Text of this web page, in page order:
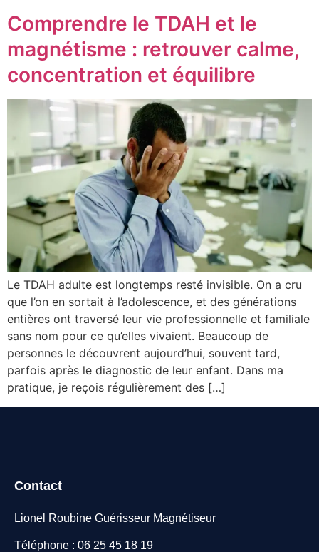
Comprendre le TDAH et le
magnétisme : retrouver calme,
concentration et équilibre
Le TDAH adulte est longtemps resté invisible. On a cru
que l’on en sortait à l’adolescence, et des générations
entières ont traversé leur vie professionnelle et familiale
sans nom pour ce qu’elles vivaient. Beaucoup de
personnes le découvrent aujourd’hui, souvent tard,
parfois après le diagnostic de leur enfant. Dans ma
pratique, je reçois régulièrement des […]
Contact
Lionel Roubine Guérisseur Magnétiseur
Téléphone : 06 25 45 18 19